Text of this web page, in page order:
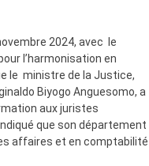
2024, avec le
l’harmonisation en
le ministre de la Justice,
Biyogo Anguesomo, a
aux juristes
que son département
affaires et en comptabilité